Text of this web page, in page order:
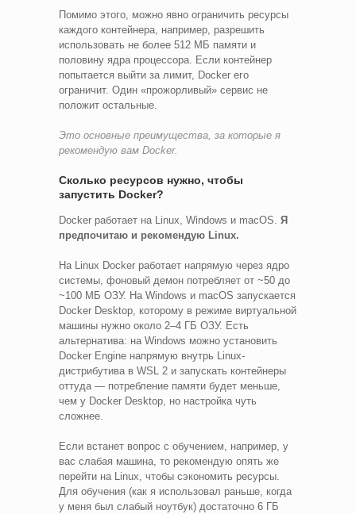
Помимо этого, можно явно ограничить ресурсы
каждого контейнера, например, разрешить
использовать не более 512 МБ памяти и
половину ядра процессора. Если контейнер
попытается выйти за лимит, Docker его
ограничит. Один «прожорливый» сервис не
положит остальные.
Это основные преимущества, за которые я
рекомендую вам Docker.
Сколько ресурсов нужно, чтобы
запустить Docker?
Docker работает на Linux, Windows и macOS. Я
предпочитаю и рекомендую Linux.
На Linux Docker работает напрямую через ядро
системы, фоновый демон потребляет от ~50 до
~100 МБ ОЗУ. На Windows и macOS запускается
Docker Desktop, которому в режиме виртуальной
машины нужно около 2–4 ГБ ОЗУ. Есть
альтернатива: на Windows можно установить
Docker Engine напрямую внутрь Linux-
дистрибутива в WSL 2 и запускать контейнеры
оттуда — потребление памяти будет меньше,
чем у Docker Desktop, но настройка чуть
сложнее.
Если встанет вопрос с обучением, например, у
вас слабая машина, то рекомендую опять же
перейти на Linux, чтобы сэкономить ресурсы.
Для обучения (как я использовал раньше, когда
у меня был слабый ноутбук) достаточно 6 ГБ